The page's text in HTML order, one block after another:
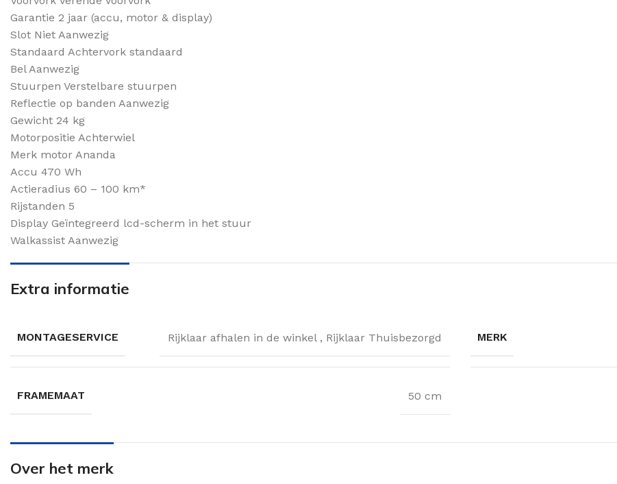
Garantie 2 jaar (accu, motor & display)
Slot Niet Aanwezig
Standaard Achtervork standaard
Bel Aanwezig
Stuurpen Verstelbare stuurpen
Reflectie op banden Aanwezig
Gewicht 24 kg
Motorpositie Achterwiel
Merk motor Ananda
Accu 470 Wh
Actieradius 60 – 100 km*
Rijstanden 5
Display Geïntegreerd lcd-scherm in het stuur
Walkassist Aanwezig
Extra informatie
MONTAGESERVICE Rijklaar afhalen in de winkel , Rijklaar Thuisbezorgd MERK
FRAMEMAAT 50 cm
Over het merk